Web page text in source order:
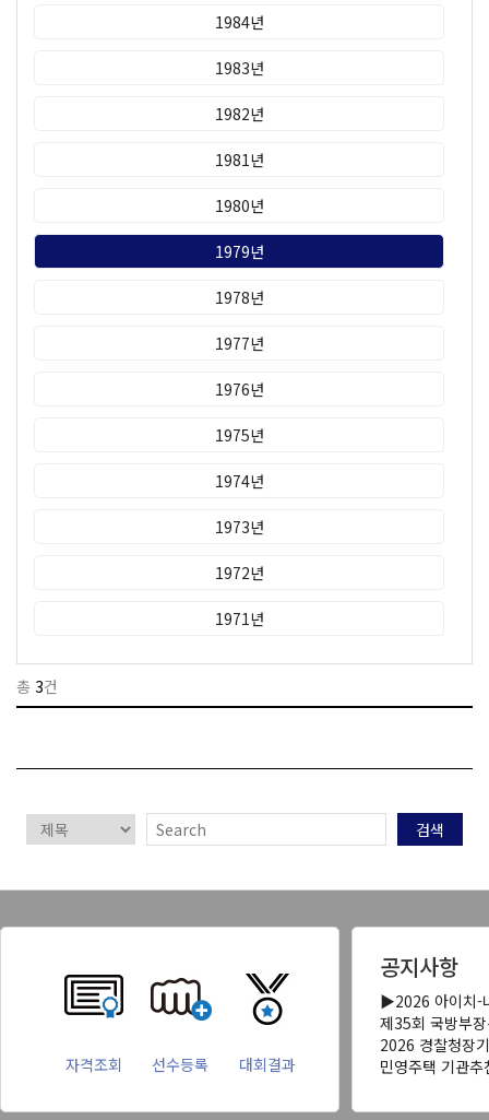
1984년
1983년
1982년
1981년
1980년
1979년
1978년
1977년
1976년
1975년
1974년
1973년
1972년
1971년
총 3건
검색
자격조회 선수등록 대회결과
공지사항
▶2026 아이치-
제35회 국방부
2026 경찰청장
민영주택 기관